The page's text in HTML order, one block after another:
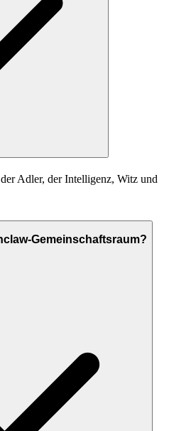
Adler, der Intelligenz, Witz und
Gemeinschaftsraum?